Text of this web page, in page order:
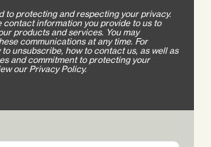
to protecting and respecting your privacy.
contact information you provide to us to
products and services. You may
communications at any time. For
unsubscribe, how to contact us, as well as
and commitment to protecting your
our Privacy Policy.